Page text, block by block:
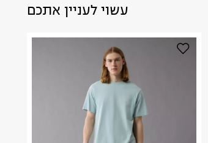
עשוי לעניין אתכם